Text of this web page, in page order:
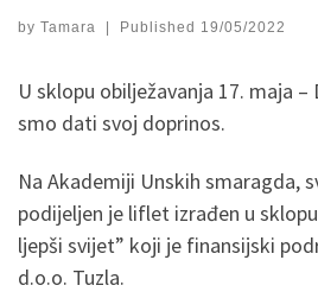
by Tamara | Published 19/05/2022
U sklopu obilježavanja 17. maja
smo dati svoj doprinos.
Na Akademiji Unskih smaragda,
podijeljen je liflet izrađen u
ljepši svijet” koji je finansijski
d.o.o. Tuzla.